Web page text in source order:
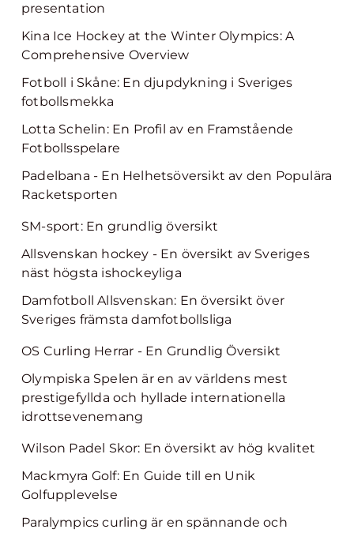
presentation
Kina Ice Hockey at the Winter Olympics: A
Comprehensive Overview
Fotboll i Skåne: En djupdykning i Sveriges
fotbollsmekka
Lotta Schelin: En Profil av en Framstående
Fotbollsspelare
Padelbana - En Helhetsöversikt av den Populära
Racketsporten
SM-sport: En grundlig översikt
Allsvenskan hockey - En översikt av Sveriges
näst högsta ishockeyliga
Damfotboll Allsvenskan: En översikt över
Sveriges främsta damfotbollsliga
OS Curling Herrar - En Grundlig Översikt
Olympiska Spelen är en av världens mest
prestigefyllda och hyllade internationella
idrottsevenemang
Wilson Padel Skor: En översikt av hög kvalitet
Mackmyra Golf: En Guide till en Unik
Golfupplevelse
Paralympics curling är en spännande och